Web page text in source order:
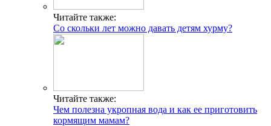
Читайте также:
Со скольки лет можно давать детям хурму?
Читайте также:
Чем полезна укропная вода и как ее приготовить
кормящим мамам?